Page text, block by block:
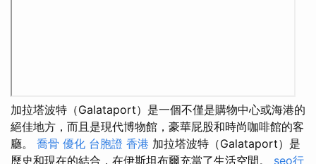
加拉塔波特（Galataport）是一個不僅是購物中心或海港的
絕佳地方，而且是現代博物館，豪華屁股和時尚咖啡館的客
廳。 喬骨 優化 台胞證 香港 加拉塔波特（Galataport）是
歷史和現在的結合，在伊斯坦布爾充當了生活空間。 seo行